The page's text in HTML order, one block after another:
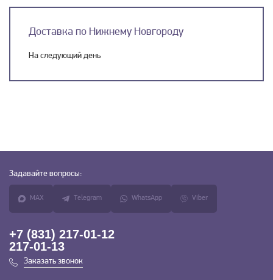
Доставка по Нижнему Новгороду
На следующий день
Задавайте вопросы:
MAX Telegram WhatsApp Viber
+7 (831) 217-01-12
217-01-13
Заказать звонок